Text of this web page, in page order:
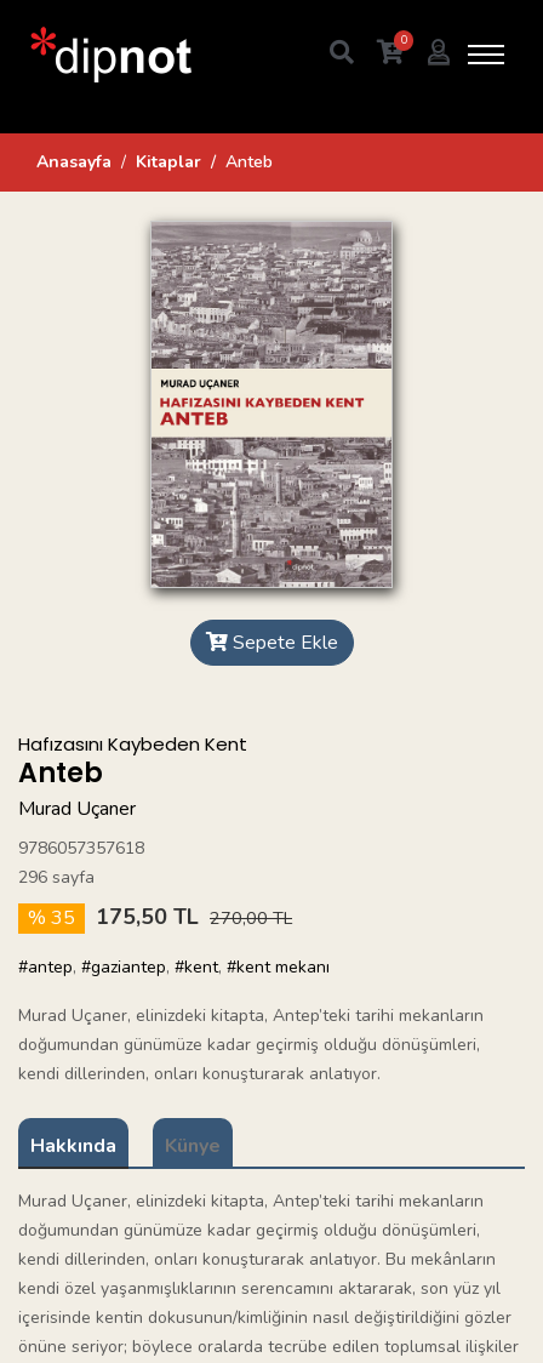
0
Anasayfa Kitaplar Anteb
Sepete Ekle
Hafızasını Kaybeden Kent
Anteb
Murad Uçaner
9786057357618
296 sayfa
% 35 175,50 TL 270,00 TL
#antep, #gaziantep, #kent, #kent mekanı
Murad Uçaner, elinizdeki kitapta, Antep’teki tarihi mekanların
doğumundan günümüze kadar geçirmiş olduğu dönüşümleri,
kendi dillerinden, onları konuşturarak anlatıyor.
Hakkında Künye
Murad Uçaner, elinizdeki kitapta, Antep’teki tarihi mekanların
doğumundan günümüze kadar geçirmiş olduğu dönüşümleri,
kendi dillerinden, onları konuşturarak anlatıyor. Bu mekânların
kendi özel yaşanmışlıklarının serencamını aktararak, son yüz yıl
içerisinde kentin dokusunun/kimliğinin nasıl değiştirildiğini gözler
önüne seriyor; böylece oralarda tecrübe edilen toplumsal ilişkiler